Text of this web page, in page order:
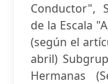
Conductor",
de la Escala
(según el
abril)
Hermanas